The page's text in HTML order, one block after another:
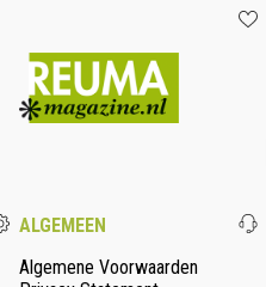
ALGEMEEN
Algemene Voorwaarden